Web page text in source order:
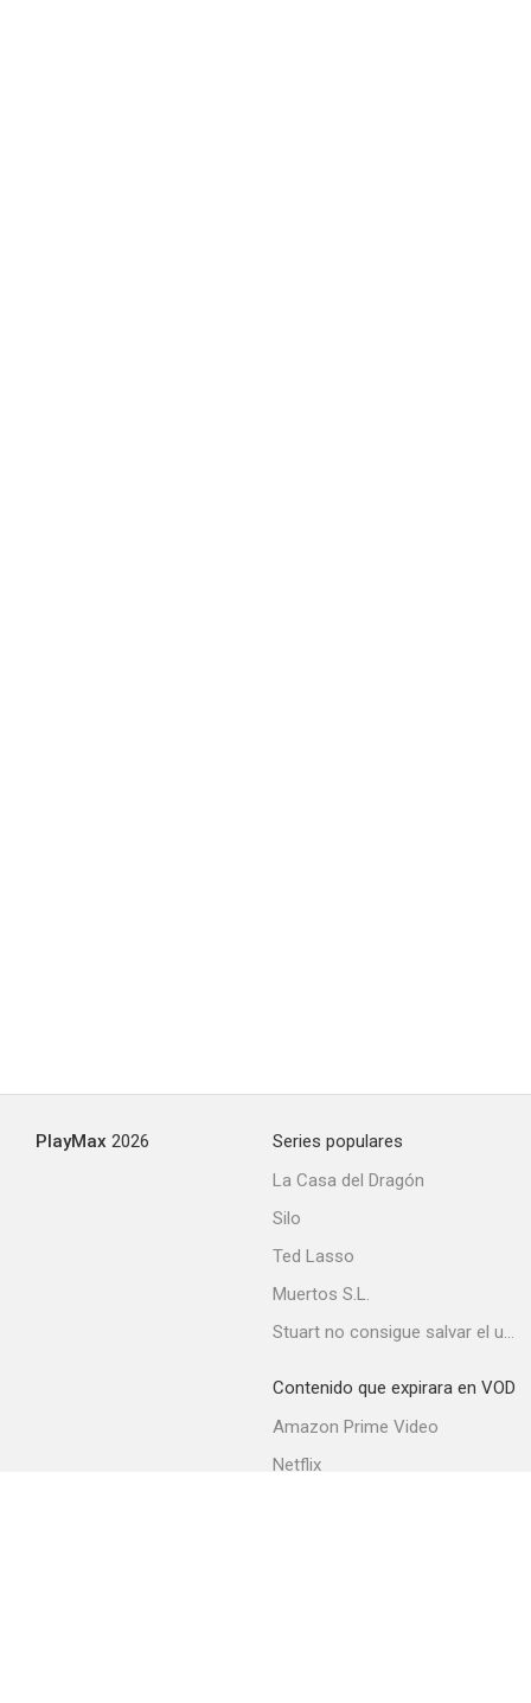
PlayMax 2026
Series populares
La Casa del Dragón
Silo
Ted Lasso
Muertos S.L.
Stuart no consigue salvar el universo
Contenido que expirara en VOD
Amazon Prime Video
Netflix